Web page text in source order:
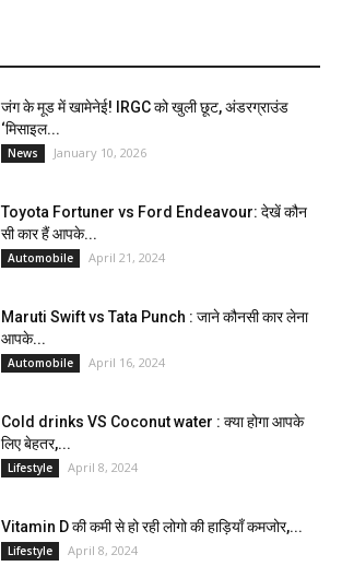
जंग के मूड में खामेनेई! IRGC को खुली छूट, अंडरग्राउंड
‘मिसाइल...
News January 10, 2026
Toyota Fortuner vs Ford Endeavour: देखें कौन
सी कार हैं आपके...
Automobile April 21, 2024
Maruti Swift vs Tata Punch : जाने कौनसी कार लेना
आपके...
Automobile April 16, 2024
Cold drinks VS Coconut water : क्या होगा आपके
लिए बेहतर,...
Lifestyle April 8, 2024
Vitamin D की कमी से हो रही लोगो की हाड़ियाँ कमजोर,...
Lifestyle April 8, 2024